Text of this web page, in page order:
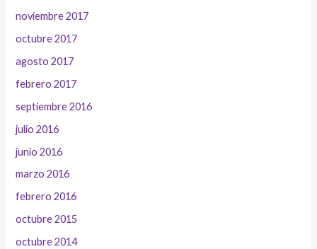
noviembre 2017
octubre 2017
agosto 2017
febrero 2017
septiembre 2016
julio 2016
junio 2016
marzo 2016
febrero 2016
octubre 2015
octubre 2014